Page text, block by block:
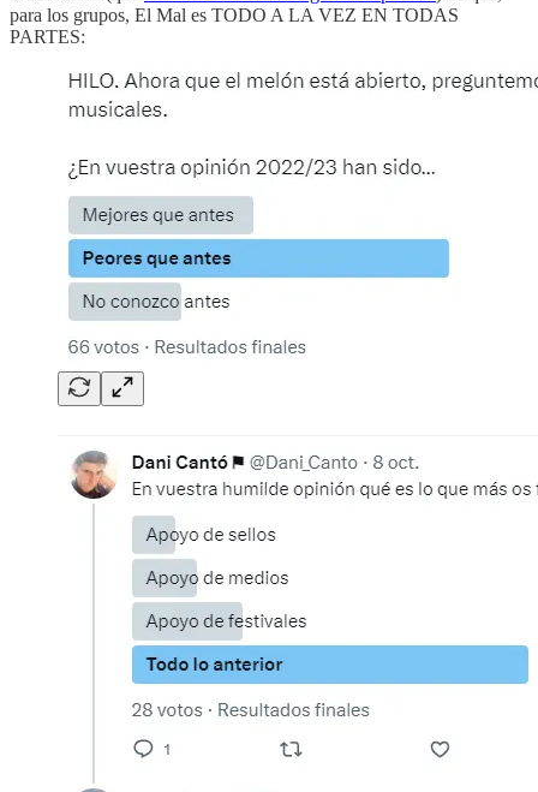
para los grupos, El Mal es TODO A LA VEZ EN TODAS
PARTES: